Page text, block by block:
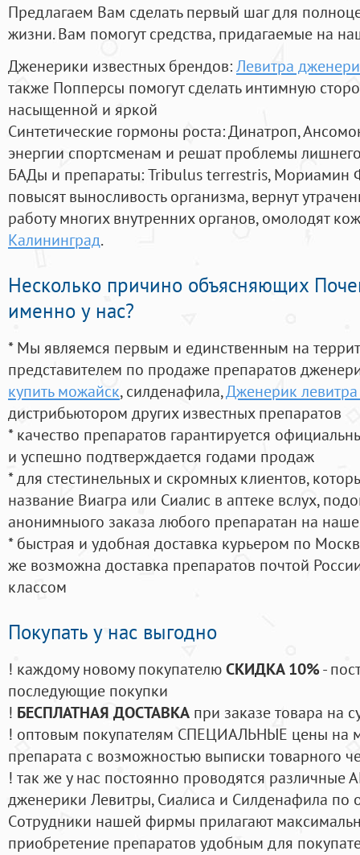
Предлагаем Вам сделать первый шаг для
жизни. Вам помогут средства, придагаемые на
Дженерики известных брендов:Левитра
также Попперсы помогут сделать интимную
насыщенной и яркой
Синтетические гормоны роста: Динатроп,
энергии спортсменам и решат проблемы
БАДы и препараты:Tribulus terrestris, Мориамин
повысят выносливость организма, вернут
работу многих внутренних органов, омолодят
Калининград.
Несколько причино объясняющих
именно у нас?
* Мы являемся первым и единственным на
представителем по продаже препаратов
купить можайск, силденафила,Дженерик
дистрибьютором других известных препаратов
* качество препаратов гарантируется
и успешно подтверждается годами продаж
* для стестинельных и скромных клиентов,
название Виагра или Сиалис в аптеке вслух,
анонимныого заказа любого препаратан на
* быстрая и удобная доставка курьером по
же возможна доставка препаратов почтой
классом
Покупать у нас выгодно
! каждому новому покупателюСКИДКА 10%-
последующие покупки
! БЕСПЛАТНАЯ ДОСТАВКА при заказе товара на
! оптовым покупателям СПЕЦИАЛЬНЫЕ цены на
препарата с возможностью выписки товарного
! так же у нас постоянно проводятся
дженерики Левитры, Сиалиса и Силденафила по
Cотрудники нашей фирмы прилагают
приобретение препаратов удобным для